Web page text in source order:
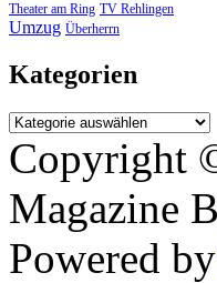
Theater am Ring TV Rehlingen
Umzug Überherrn
Kategorien
Copyright
Magazine
Powered by